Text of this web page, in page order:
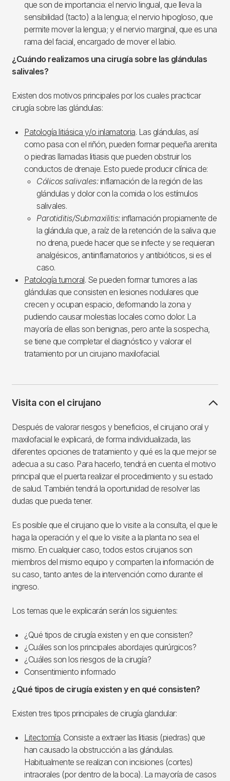
que son de importancia: el nervio lingual, que lleva la
sensibilidad (tacto) a la lengua; el nervio hipogloso, que
permite mover la lengua; y el nervio marginal, que es una
rama del facial, encargado de mover el labio.
¿Cuándo realizamos una cirugía sobre las glándulas
salivales?
Existen dos motivos principales por los cuales practicar
cirugía sobre las glándulas:
Patología litiásica y/o inlamatoria. Las glándulas, así
como pasa con el riñón, pueden formar pequeña arenita
o piedras llamadas litiasis que pueden obstruir los
conductos de drenaje. Esto puede producir clínica de:
Cólicos salivales:inflamación de la región de las
glándulas y dolor con la comida o los estímulos
salivales.
Parotiditis/Submaxilitis:inflamación propiamente de
la glándula que, a raíz de la retención de la saliva que
no drena, puede hacer que se infecte y se requieran
analgésicos, antiinflamatorios y antibióticos, si es el
caso.
Patología tumoral. Se pueden formar tumores a las
glándulas que consisten en lesiones nodulares que
crecen y ocupan espacio, deformando la zona y
pudiendo causar molestias locales como dolor. La
mayoría de ellas son benignas, pero ante la sospecha,
se tiene que completar el diagnóstico y valorar el
tratamiento por un cirujano maxilofacial.
Visita con el cirujano
Después de valorar riesgos y beneficios, el cirujano oral y
maxilofacial le explicará, de forma individualizada, las
diferentes opciones de tratamiento y qué es la que mejor se
adecua a su caso. Para hacerlo, tendrá en cuenta el motivo
principal que el puerta realizar el procedimiento y su estado
de salud. También tendrá la oportunidad de resolver las
dudas que pueda tener.
Es posible que el cirujano que lo visite a la consulta, el que le
haga la operación y el que lo visite a la planta no sea el
mismo. En cualquier caso, todos estos cirujanos son
miembros del mismo equipo y comparten la información de
su caso, tanto antes de la intervención como durante el
ingreso.
Los temas que le explicarán serán los siguientes:
¿Qué tipos de cirugía existen y en que consisten?
¿Cuáles son los principales abordajes quirúrgicos?
¿Cuáles son los riesgos de la cirugía?
Consentimiento informado
¿Qué tipos de cirugía existen y en qué consisten?
Existen tres tipos principales de cirugía glandular:
Litectomía. Consiste a extraer las litiasis (piedras) que
han causado la obstrucción a las glándulas.
Habitualmente se realizan con incisiones (cortes)
intraorales (por dentro de la boca). La mayoría de casos